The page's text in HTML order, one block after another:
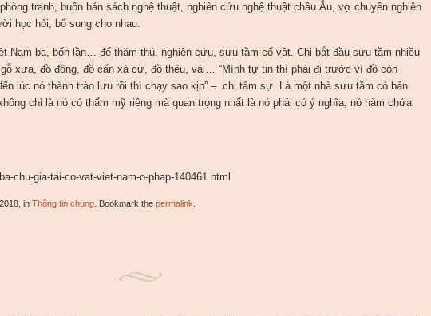
tranh, buôn bán sách nghệ thuật, nghiên cứu nghệ thuật châu Âu, vợ chuyên nghiên
học hỏi, bổ sung cho nhau.
Nam ba, bốn lần… để thăm thú, nghiên cứu, sưu tầm cổ vật. Chị bắt đầu sưu tầm nhiều
gỗ xưa, đồ đồng, đồ cẩn xà cừ, đồ thêu, vải… “Mình tự tin thì phải đi trước vì đồ còn
lúc nó thành trào lưu rồi thì chạy sao kịp” – chị tâm sự. Là một nhà sưu tầm có bản
chỉ là nó có thẩm mỹ riêng mà quan trọng nhất là nó phải có ý nghĩa, nó hàm chứa
chu-gia-tai-co-vat-viet-nam-o-phap-140461.html
in Thông tin chung. Bookmark the permalink